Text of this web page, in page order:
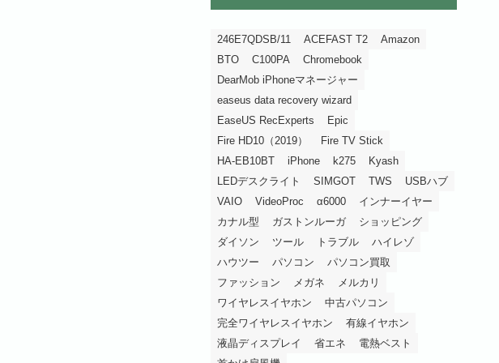
246E7QDSB/11 ACEFAST T2
Amazon
BTO
C100PA
Chromebook
DearMob iPhoneマネージャー
easeus data recovery wizard
EaseUS RecExperts
Epic
Fire HD10（2019）
Fire TV Stick
HA-EB10BT
iPhone k275
Kyash
LEDデスクライト
SIMGOT TWS
USBハブ
VAIO
VideoProc α6000
インナーイヤー
カナル型
ガストンルーガ
ショッピング
ダイソン
ツール トラブル
ハイレゾ
ハウツー
パソコン
パソコン買取
ファッション
メガネ
メルカリ
ワイヤレスイヤホン
中古パソコン
完全ワイヤレスイヤホン
有線イヤホン
液晶ディスプレイ
省エネ
電熱ベスト